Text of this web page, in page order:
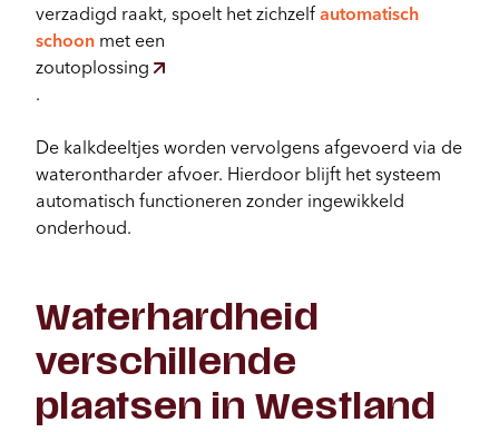
verzadigd raakt, spoelt het zichzelf automatisch
schoon met een
zoutoplossing
.
De kalkdeeltjes worden vervolgens afgevoerd via de
waterontharder afvoer. Hierdoor blijft het systeem
automatisch functioneren zonder ingewikkeld
onderhoud.
Waterhardheid
verschillende
plaatsen in Westland